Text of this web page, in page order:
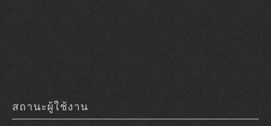
สถานะผู้ใช้งาน